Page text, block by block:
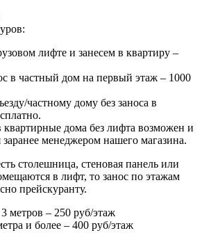
лифте и занесем в квартиру –
в частный дом на первый этаж – 1000
частному дому без заноса в
дома без лифта возможен и
заранее менеджером нашего магазина.
столешница, стеновая панель или
в лифт, то занос по этажам
прейскуранту.
метров – 250 руб/этаж
и более – 400 руб/этаж